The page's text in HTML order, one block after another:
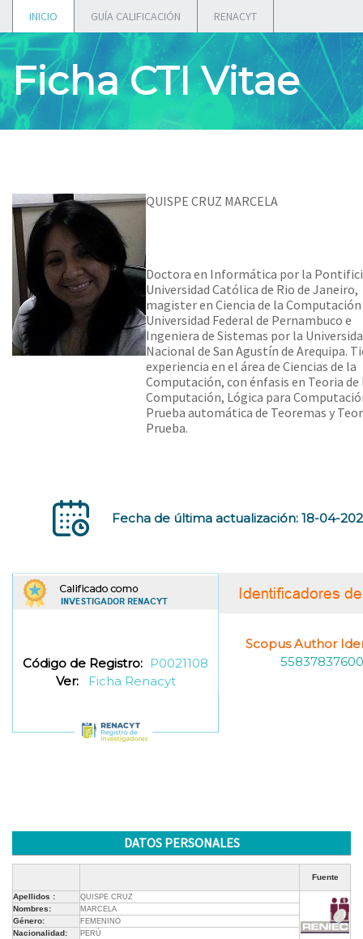
INICIO GUÍA CALIFICACIÓN RENACYT
Ficha CTI Vitae
QUISPE CRUZ MARCELA
Doctora en Informática por la
Universidad Católica de Rio de Janeiro,
magister en Ciencia de la
Universidad Federal de Pernambuco e
Ingeniera de Sistemas por la
Nacional de San Agustín de Arequipa.
experiencia en el área de Ciencias de la
Computación, con énfasis en Teoria de
Computación, Lógica para
Prueba automática de Teoremas y
Prueba.
Fecha de última actualización: 18-04-
Código de Registro: P0021108
Ver:
Ficha Renacyt
Scopus Author
55837837600
DATOS PERSONALES
Fuente
Apellidos : QUISPE CRUZ
Nombres: MARCELA
Género: FEMENINO
Nacionalidad: PERÚ